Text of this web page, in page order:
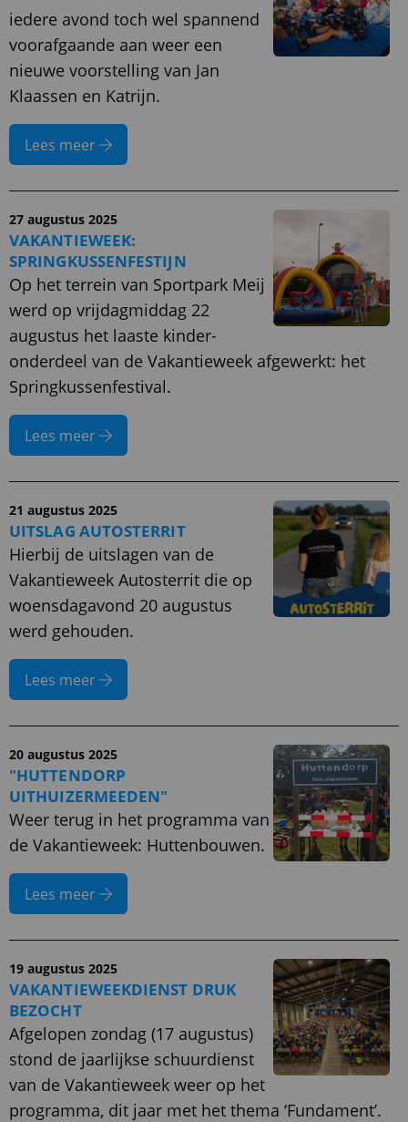
iedere avond toch wel spannend
voorafgaande aan weer een
nieuwe voorstelling van Jan
Klaassen en Katrijn.
Lees meer
27 augustus 2025
VAKANTIEWEEK:
SPRINGKUSSENFESTIJN
Op het terrein van Sportpark Meij
werd op vrijdagmiddag 22
augustus het laaste kinder-
onderdeel van de Vakantieweek afgewerkt: het
Springkussenfestival.
Lees meer
21 augustus 2025
UITSLAG AUTOSTERRIT
Hierbij de uitslagen van de
Vakantieweek Autosterrit die op
woensdagavond 20 augustus
werd gehouden.
Lees meer
20 augustus 2025
"HUTTENDORP
UITHUIZERMEEDEN"
Weer terug in het programma van
de Vakantieweek: Huttenbouwen.
Lees meer
19 augustus 2025
VAKANTIEWEEKDIENST DRUK
BEZOCHT
Afgelopen zondag (17 augustus)
stond de jaarlijkse schuurdienst
van de Vakantieweek weer op het
programma, dit jaar met het thema ‘Fundament’.